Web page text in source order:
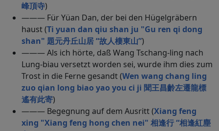
峰頂寺)
——— Für Yüan Dan, der bei den Hügelgräbern
haust (Ti yuan dan qiu shan ju "Gu ren qi dong
shan" 題元丹丘山居 “故人棲東山”)
——— Als ich hörte, daß Wang Tschang-ling nach
Lung-biau versetzt worden sei, wurde ihm dies zum
Trost in die Ferne gesandt (Wen wang chang ling
zuo qian long biao yao you ci ji 聞王昌齡左遷龍標
遙有此寄)
——— Begegnung auf dem Ausritt (Xiang feng
xing "Xiang feng hong chen nei" 相逢行 “相逢紅塵